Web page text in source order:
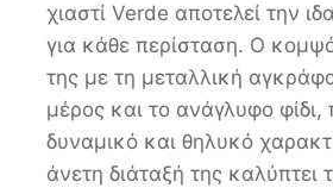
χιαστί Verde αποτελεί την
για κάθε περίσταση. Ο
της με τη μεταλλική
μέρος και το ανάγλυφο φίδι,
δυναμικό και θηλυκό
άνετη διάταξή της καλύπτει